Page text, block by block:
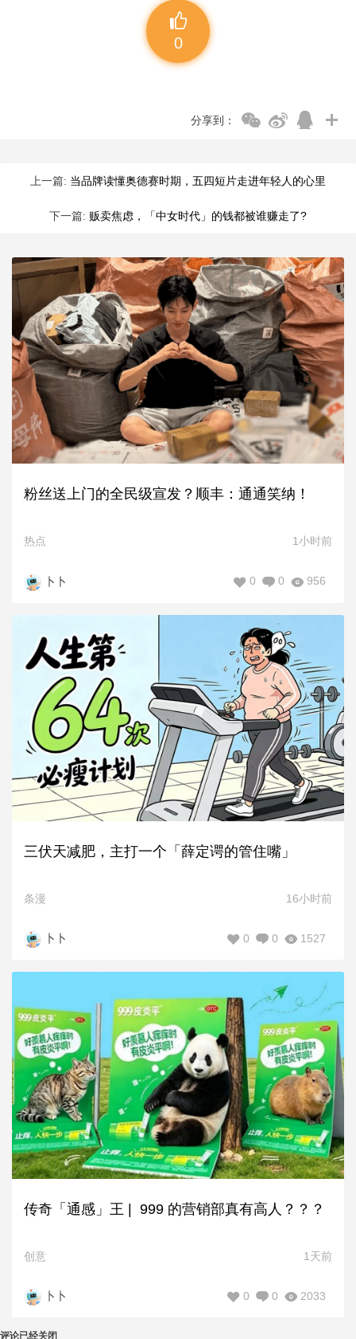
0
分享到：
上一篇: 当品牌读懂奥德赛时期，五四短片走进年轻人的心里
下一篇: 贩卖焦虑，「中女时代」的钱都被谁赚走了?
粉丝送上门的全民级宣发？顺丰：通通笑纳！
热点 1小时前
卜卜 956
0
0
三伏天减肥，主打一个「薛定谔的管住嘴」
条漫 16小时前
卜卜 1527
0
0
传奇「通感」王 | 999 的营销部真有高人？？？
创意 1天前
卜卜 2033
0
0
评论已经关闭